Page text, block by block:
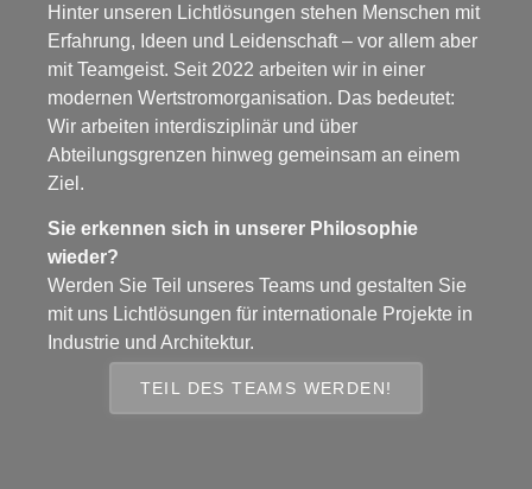
Hinter unseren Lichtlösungen stehen Menschen mit
Erfahrung, Ideen und Leidenschaft – vor allem aber
mit Teamgeist. Seit 2022 arbeiten wir in einer
modernen Wertstromorganisation. Das bedeutet:
Wir arbeiten interdisziplinär und über
Abteilungsgrenzen hinweg gemeinsam an einem
Ziel.
Sie erkennen sich in unserer Philosophie
wieder?
Werden Sie Teil unseres Teams und gestalten Sie
mit uns Lichtlösungen für internationale Projekte in
Industrie und Architektur.
TEIL DES TEAMS WERDEN!